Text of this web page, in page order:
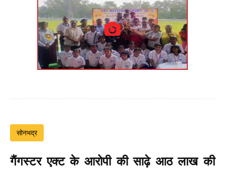
सोनभद्र
गैंगस्टर एक्ट के आरोपी की साढ़े आठ लाख की